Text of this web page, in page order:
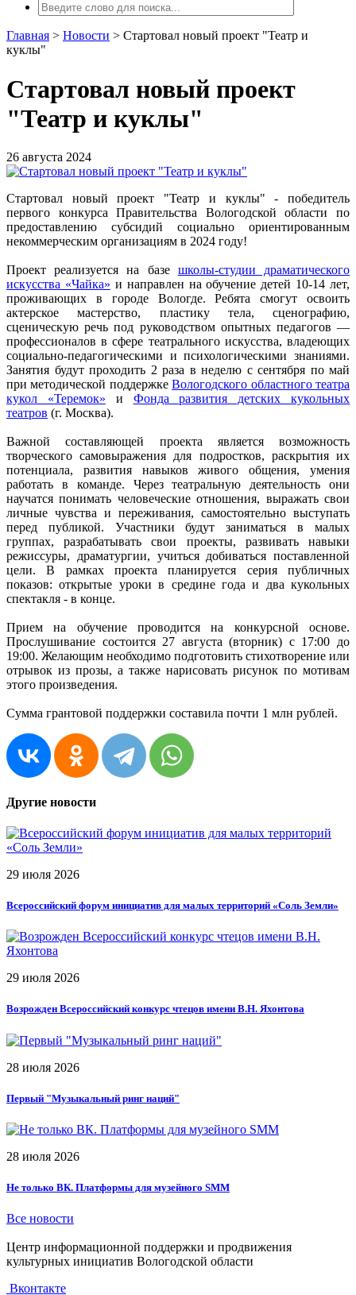
Главная > Новости > Стартовал новый проект "Театр и
куклы"
Стартовал новый проект
"Театр и куклы"
26 августа 2024
Стартовал новый проект "Театр и куклы" - победитель
первого конкурса Правительства Вологодской области по
предоставлению субсидий социально ориентированным
некоммерческим организациям в 2024 году!
Проект реализуется на базе школы-студии драматического
искусства «Чайка» и направлен на обучение детей 10-14 лет,
проживающих в городе Вологде. Ребята смогут освоить
актерское мастерство, пластику тела, сценографию,
сценическую речь под руководством опытных педагогов —
профессионалов в сфере театрального искусства, владеющих
социально-педагогическими и психологическими знаниями.
Занятия будут проходить 2 раза в неделю с сентября по май
при методической поддержкеВологодского областного театра
кукол «Теремок» и Фонда развития детских кукольных
театров (г. Москва).
Важной составляющей проекта является возможность
творческого самовыражения для подростков, раскрытия их
потенциала, развития навыков живого общения, умения
работать в команде. Через театральную деятельность они
научатся понимать человеческие отношения, выражать свои
личные чувства и переживания, самостоятельно выступать
перед публикой. Участники будут заниматься в малых
группах, разрабатывать свои проекты, развивать навыки
режиссуры, драматургии, учиться добиваться поставленной
цели. В рамках проекта планируется серия публичных
показов: открытые уроки в средине года и два кукольных
спектакля - в конце.
Прием на обучение проводится на конкурсной основе.
Прослушивание состоится 27 августа (вторник) с 17:00 до
19:00. Желающим необходимо подготовить стихотворение или
отрывок из прозы, а также нарисовать рисунок по мотивам
этого произведения.
Сумма грантовой поддержки составила почти 1 млн рублей.
Другие новости
29 июля 2026
Всероссийский форум инициатив для малых территорий «Соль Земли»
29 июля 2026
Возрожден Всероссийский конкурс чтецов имени В.Н. Яхонтова
28 июля 2026
Первый "Музыкальный ринг наций"
28 июля 2026
Не только ВК. Платформы для музейного SMM
Все новости
Центр информационной поддержки и продвижения
культурных инициатив Вологодской области
Вконтакте